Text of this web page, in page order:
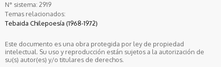
N° sistema: 2919
Temas relacionados:
Tebaida Chilepoesía (1968-1972)
Este documento es una obra protegida por ley de propiedad
intelectual. Su uso y reproducción están sujetos a la autorización de
su(s) autor(es) y/o titulares de derechos.